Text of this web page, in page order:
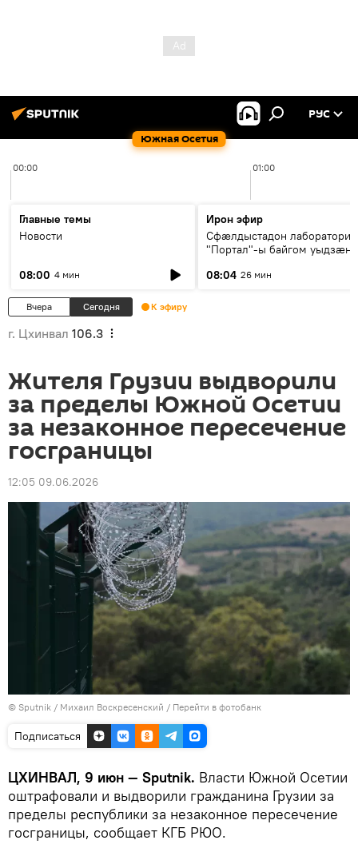
Южная Осетия
РУС
00:00 01:00
Главные темы
Новости
08:00 4 мин
Ирон эфир
Сфæлдыстадон лаборатори
"Портал"-ы байгом уыдзæн
Æхсары куыстыты равдыст
08:04 26 мин
Вчера Сегодня К эфиру
г. Цхинвал 106.3
Жителя Грузии выдворили
за пределы Южной Осетии
за незаконное пересечение
госграницы
12:05 09.06.2026
© Sputnik / Михаил Воскресенский / Перейти в фотобанк
Подписаться
ЦХИНВАЛ, 9 июн — Sputnik. Власти Южной Осетии
оштрафовали и выдворили гражданина Грузии за
пределы республики за незаконное пересечение
госграницы, сообщает КГБ РЮО.